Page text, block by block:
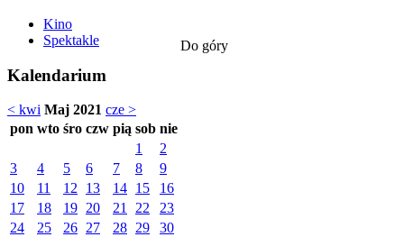
Kino
Spektakle
Kalendarium
< kwi Maj 2021 cze >
pon wto śro czw pią sob nie
1
2
3
4 5 6 7 8
9
10
11 12 13 14 15
16
17
18 19 20 21 22
23
24
25 26 27 28 29
30
Do góry